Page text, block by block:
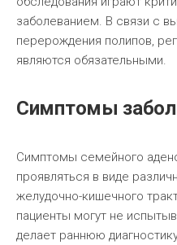
заболеванием. В связи с
перерождения полипов,
являются обязательными.
Симптомы
Симптомы семейного
проявляться в виде
желудочно-кишечного
пациенты могут не
делает раннюю